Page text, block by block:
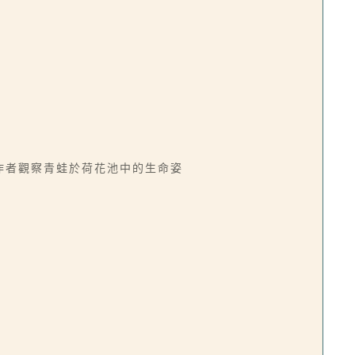
觀察青蛙於荷花池中的生命姿